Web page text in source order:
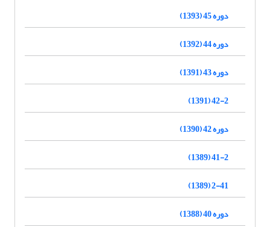
دوره 45 (1393)
دوره 44 (1392)
دوره 43 (1391)
42-2 (1391)
دوره 42 (1390)
41-2 (1389)
2-41 (1389)
دوره 40 (1388)